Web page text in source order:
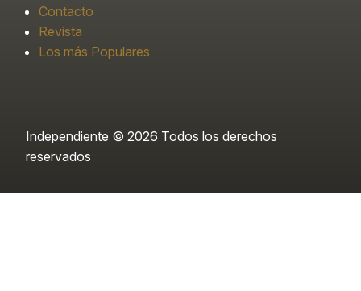
Contacto
Revista
Los más Populares
Independiente © 2026 Todos los derechos
reservados